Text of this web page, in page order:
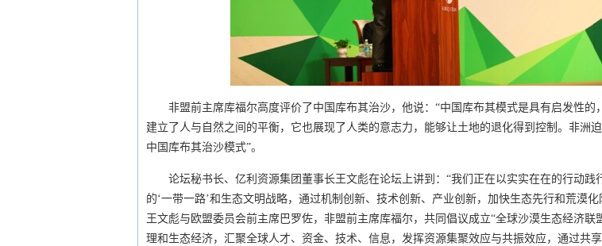
非盟前主席库福尔高度评价了中国库布其治沙，他说：“中国库布其模式是具有启发性的
建立了人与自然之间的平衡，它也展现了人类的意志力，能够让土地的退化得到控制。非洲
中国库布其治沙模式”。
论坛秘书长、亿利资源集团董事长王文彪在论坛上讲到：“我们正在以实实在在的行动践
的‘一带一路’和生态文明战略，通过机制创新、技术创新、产业创新，加快生态先行和荒漠化
王文彪与欧盟委员会前主席巴罗佐，非盟前主席库福尔，共同倡议成立“全球沙漠生态经济联
理和生态经济，汇聚全球人才、资金、技术、信息，发挥资源集聚效应与共振效应，通过共